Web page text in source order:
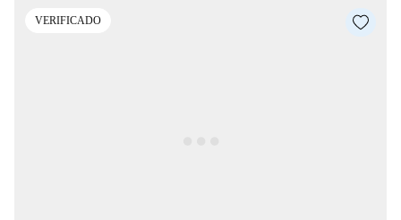
VERIFICADO